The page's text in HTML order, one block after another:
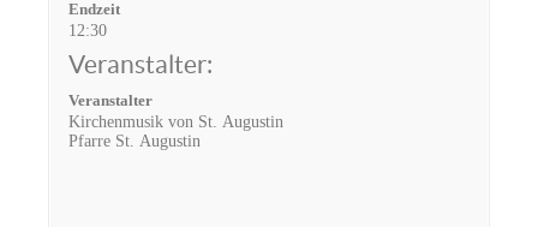
Endzeit
12:30
Veranstalter:
Veranstalter
Kirchenmusik von St. Augustin
Pfarre St. Augustin